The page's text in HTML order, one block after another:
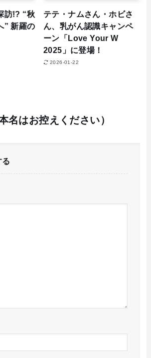
訪!? “秋
” 新羅の
テテ・ナムさん・ホビさ
ん、乳がん認識キャンペ
ーン「Love Your W
2025」に登場！
2026-01-22
名はお控えください）
る